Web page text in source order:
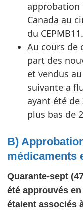
approbation
Canada au
du CEPMB11.
Au cours de
part des
et vendus
suivante a
ayant été de
plus bas de
B)
médicaments
Quarante-sept
été approuvés
étaient associés